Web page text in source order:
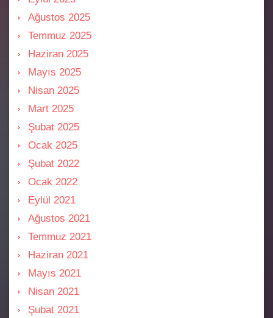
Ağustos 2025
Temmuz 2025
Haziran 2025
Mayıs 2025
Nisan 2025
Mart 2025
Şubat 2025
Ocak 2025
Şubat 2022
Ocak 2022
Eylül 2021
Ağustos 2021
Temmuz 2021
Haziran 2021
Mayıs 2021
Nisan 2021
Şubat 2021